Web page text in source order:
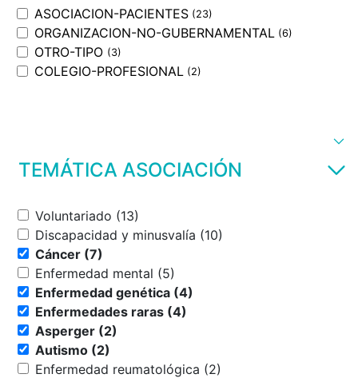
ASOCIACION-PACIENTES (23)
ORGANIZACION-NO-GUBERNAMENTAL (6)
OTRO-TIPO (3)
COLEGIO-PROFESIONAL (2)
TEMÁTICA ASOCIACIÓN
Voluntariado (13)
Discapacidad y minusvalía (10)
Cáncer (7)
Enfermedad mental (5)
Enfermedad genética (4)
Enfermedades raras (4)
Asperger (2)
Autismo (2)
Enfermedad reumatológica (2)